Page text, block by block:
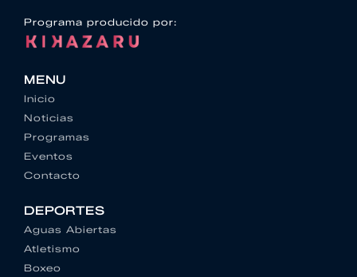
Programa producido por:
MENU
Inicio
Noticias
Programas
Eventos
Contacto
DEPORTES
Aguas Abiertas
Atletismo
Boxeo